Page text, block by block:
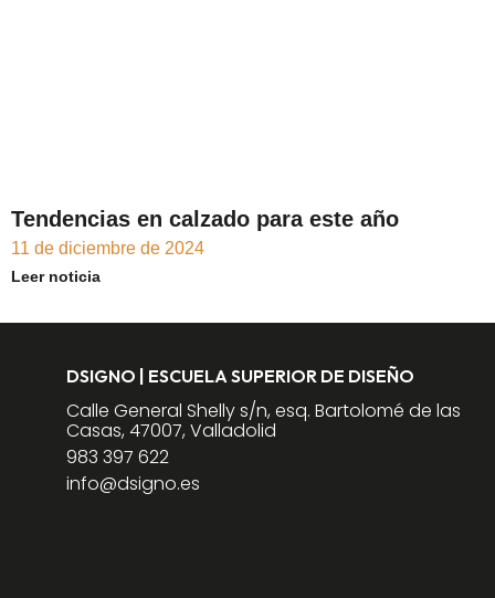
Tendencias en calzado para este año
11 de diciembre de 2024
Leer noticia
DSIGNO | ESCUELA SUPERIOR DE DISEÑO
Calle General Shelly s/n, esq. Bartolomé de las
Casas, 47007, Valladolid
983 397 622
info@dsigno.es